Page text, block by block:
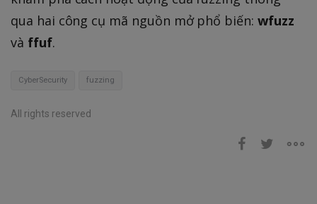
qua hai công cụ mã nguồn mở phổ biến: wfuzz
và ffuf.
CyberSecurity fuzzing
All rights reserved